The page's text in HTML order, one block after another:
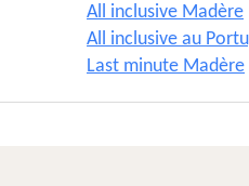
All inclusive Madère
All inclusive au
Last minute Madère